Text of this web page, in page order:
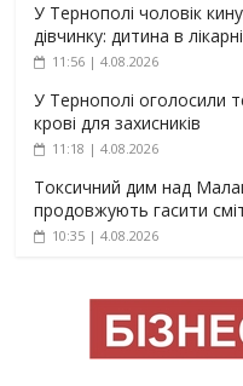
У Тернополі чоловік
дівчинку: дитина в лікарні
11:56 | 4.08.2026
У Тернополі оголосили
крові для захисників
11:18 | 4.08.2026
Токсичний дим над
продовжують гасити
10:35 | 4.08.2026